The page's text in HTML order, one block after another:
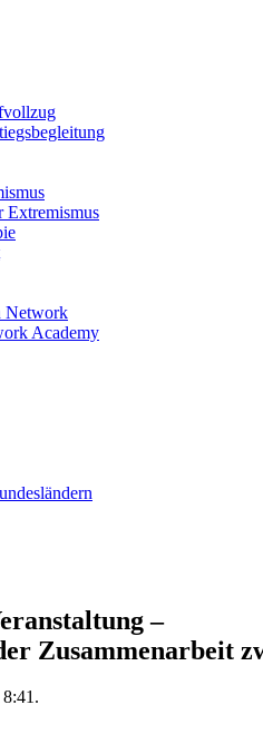
Extremismus
Network
Academy
–
Zusammenarbeit